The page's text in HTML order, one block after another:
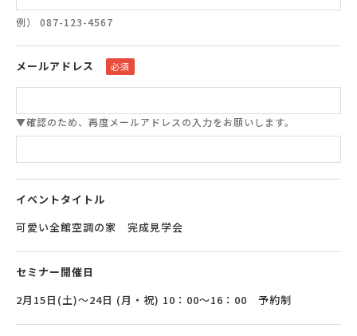
例） 087-123-4567
メールアドレス 必須
▼確認のため、再度メールアドレスの入力をお願いします。
イベントタイトル
可愛い全館空調の家 完成見学会
セミナー開催日
2月15日(土)～24日 (月・祝) 10：00～16：00 予約制